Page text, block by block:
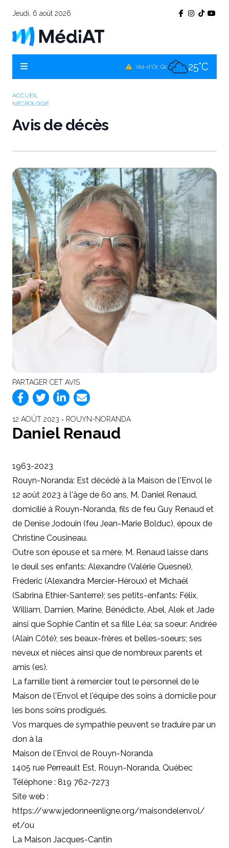
Jeudi, 6 août 2026
Val-d'Or, Qc 25°C
ACCUEIL
NÉCROLOGIE
Avis de décès
PARTAGER CET AVIS
12 AOÛT 2023 ‐ ROUYN-NORANDA
Daniel Renaud
1963-2023
Rouyn-Noranda: Est décédé à la Maison de l'Envol le
12 août 2023 à l'âge de 60 ans, M. Daniel Renaud,
domicilié à Rouyn-Noranda, fils de feu Guy Renaud et
de Denise Jodouin (feu Jean-Marie Bolduc), époux de
Christine Cousineau.
Outre son épouse et sa mère, M. Renaud laisse dans
le deuil ses enfants: Alexandre (Valérie Quesnel),
Fréderic (Alexandra Mercier-Héroux) et Michaël
(Sabrina Ethier-Santerre); ses petits-enfants: Félix,
William, Damien, Marine, Bénédicte, Abel, Alek et Jade
ainsi que Sophie Cantin et sa fille Léa; sa soeur: Andrée
(Alain Côté); ses beaux-frères et belles-soeurs; ses
neveux et nièces ainsi que de nombreux parents et
amis (es).
La famille tient à remercier tout le personnel de le
Maison de l'Envol et l'équipe des soins à domicile pour
les bons soins prodigués.
Vos marques de sympathie peuvent se traduire par un
don à la
Maison de l'Envol de Rouyn-Noranda
1405 rue Perreault Est, Rouyn-Noranda, Québec
Téléphone : 819 762-7273
Site web :
https://www.jedonneenligne.org/maisondelenvol/
et/ou
La Maison Jacques-Cantin